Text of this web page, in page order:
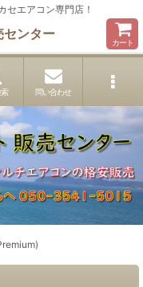
セエアコン専門店！
センター
カート
問い合わせ